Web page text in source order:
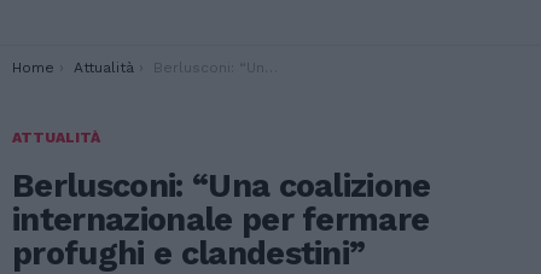
You are here:
Home Attualità Berlusconi: “Una coalizione internazionale per fermare profughi e clandestini”
ATTUALITÀ
Berlusconi: “Una coalizione
internazionale per fermare
profughi e clandestini”